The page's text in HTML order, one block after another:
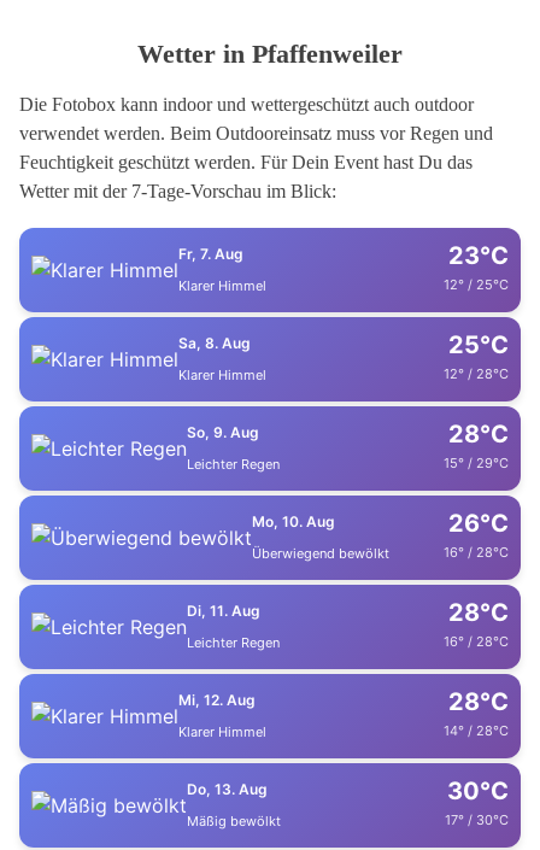
Wetter in Pfaffenweiler
Die Fotobox kann indoor und wettergeschützt auch outdoor
verwendet werden. Beim Outdooreinsatz muss vor Regen und
Feuchtigkeit geschützt werden. Für Dein Event hast Du das
Wetter mit der 7-Tage-Vorschau im Blick:
Fr, 7. Aug
Klarer Himmel
23°C
12° / 25°C
Sa, 8. Aug
Klarer Himmel
25°C
12° / 28°C
So, 9. Aug
Leichter Regen
28°C
15° / 29°C
Mo, 10. Aug
Überwiegend bewölkt
26°C
16° / 28°C
Di, 11. Aug
Leichter Regen
28°C
16° / 28°C
Mi, 12. Aug
Klarer Himmel
28°C
14° / 28°C
Do, 13. Aug
Mäßig bewölkt
30°C
17° / 30°C